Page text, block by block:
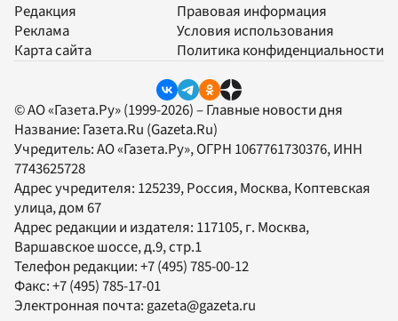
Редакция
Реклама
Карта сайта
Правовая информация
Условия использования
Политика конфиденциальности
© АО «Газета.Ру» (1999-2026) – Главные новости дня
Название: Газета.Ru (Gazeta.Ru)
Учредитель:АО «Газета.Ру», ОГРН 1067761730376, ИНН
7743625728
Адрес учредителя: 125239, Россия, Москва, Коптевская
улица, дом 67
Адрес редакции и издателя: 117105, г. Москва,
Варшавское шоссе, д.9, стр.1
Телефон редакции:+7 (495) 785-00-12
Факс:+7 (495) 785-17-01
Электронная почта: gazeta@gazeta.ru